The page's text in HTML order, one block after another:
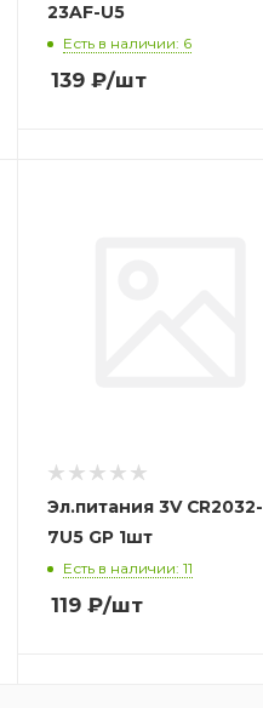
23AF-U5
Есть в наличии: 6
139 ₽/шт
Эл.питания 3V CR2032-
7U5 GP 1шт
Есть в наличии: 11
119 ₽/шт